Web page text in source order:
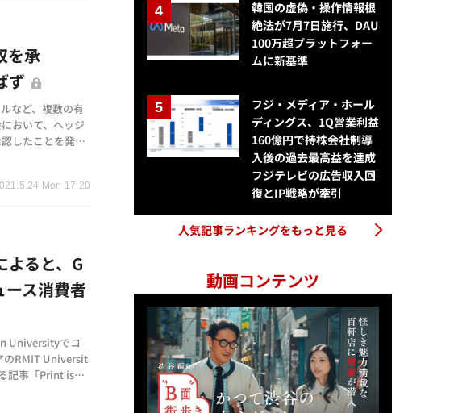
Mon 17:20
を承
ず
など、複数の有
おいて、ヘッジ
したことを発表
よると、G
ス消費者
Universityでコ
のRMIT Universit
記事「Print isn’t
韓国の虚偽・操作情報根
絶法が7月7日施行、DAU
100万超プラットフォー
ムに新基準
フジ・メディア・ホール
ディングス、1Q営業利益
160億円で持株会社制導
入後の過去最高益を達成
フジテレビの広告収入回
復とIP戦略が牽引
人気記事ランキングをもっと見る
動画コンテンツ